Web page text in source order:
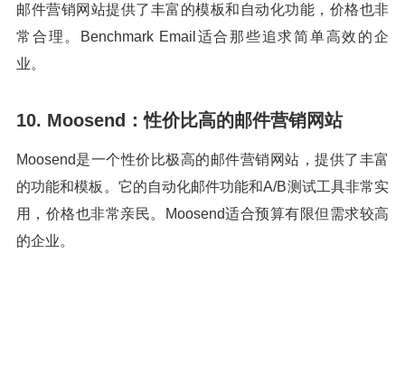
邮件营销网站提供了丰富的模板和自动化功能，价格也非
常合理。Benchmark Email适合那些追求简单高效的企
业。
10. Moosend：性价比高的邮件营销网站
Moosend是一个性价比极高的邮件营销网站，提供了丰富
的功能和模板。它的自动化邮件功能和A/B测试工具非常实
用，价格也非常亲民。Moosend适合预算有限但需求较高
的企业。